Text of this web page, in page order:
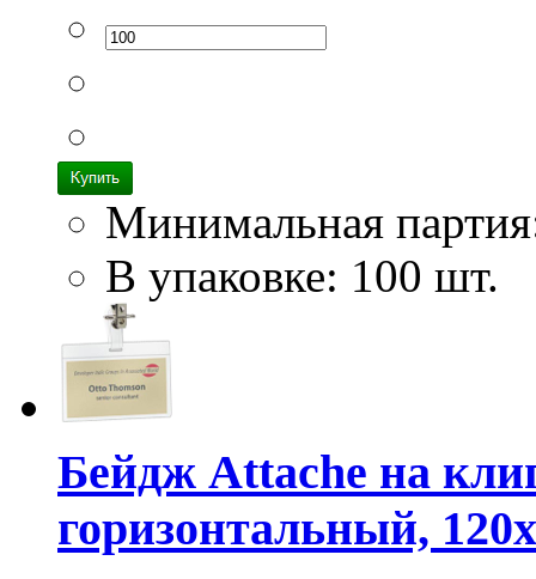
Минимальная
В упаковке: 100 шт.
Бейдж Attache на
горизонтальный,